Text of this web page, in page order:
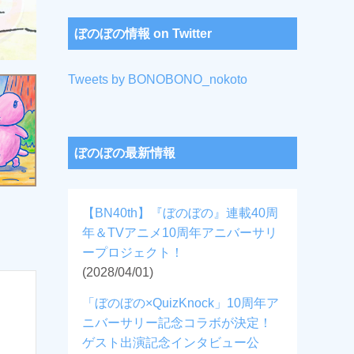
ぼのぼの情報 on Twitter
Tweets by BONOBONO_nokoto
ぼのぼの最新情報
【BN40th】『ぼのぼの』連載40周
年＆TVアニメ10周年アニバーサリ
ープロジェクト！
(2028/04/01)
「ぼのぼの×QuizKnock」10周年ア
ニバーサリー記念コラボが決定！
ゲスト出演記念インタビュー公